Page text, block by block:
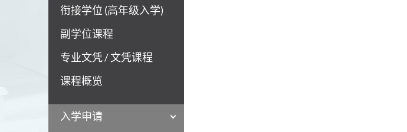
衔接学位 (高年级入学)
副学位课程
专业文凭 / 文凭课程
课程概览
入学申请